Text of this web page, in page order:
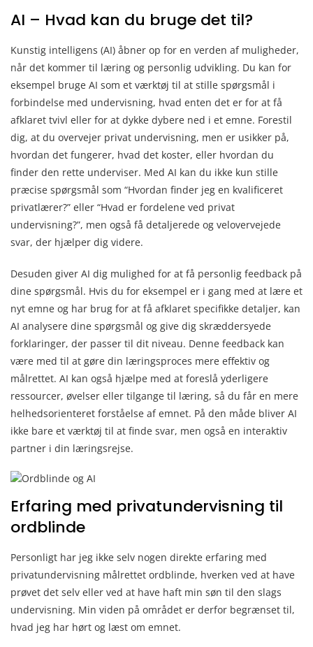
AI – Hvad kan du bruge det til?
Kunstig intelligens (AI) åbner op for en verden af muligheder,
når det kommer til læring og personlig udvikling. Du kan for
eksempel bruge AI som et værktøj til at stille spørgsmål i
forbindelse med undervisning, hvad enten det er for at få
afklaret tvivl eller for at dykke dybere ned i et emne. Forestil
dig, at du overvejer privat undervisning, men er usikker på,
hvordan det fungerer, hvad det koster, eller hvordan du
finder den rette underviser. Med AI kan du ikke kun stille
præcise spørgsmål som “Hvordan finder jeg en kvalificeret
privatlærer?” eller “Hvad er fordelene ved privat
undervisning?”, men også få detaljerede og velovervejede
svar, der hjælper dig videre.
Desuden giver AI dig mulighed for at få personlig feedback på
dine spørgsmål. Hvis du for eksempel er i gang med at lære et
nyt emne og har brug for at få afklaret specifikke detaljer, kan
AI analysere dine spørgsmål og give dig skræddersyede
forklaringer, der passer til dit niveau. Denne feedback kan
være med til at gøre din læringsproces mere effektiv og
målrettet. AI kan også hjælpe med at foreslå yderligere
ressourcer, øvelser eller tilgange til læring, så du får en mere
helhedsorienteret forståelse af emnet. På den måde bliver AI
ikke bare et værktøj til at finde svar, men også en interaktiv
partner i din læringsrejse.
Erfaring med privatundervisning til
ordblinde
Personligt har jeg ikke selv nogen direkte erfaring med
privatundervisning målrettet ordblinde, hverken ved at have
prøvet det selv eller ved at have haft min søn til den slags
undervisning. Min viden på området er derfor begrænset til,
hvad jeg har hørt og læst om emnet.